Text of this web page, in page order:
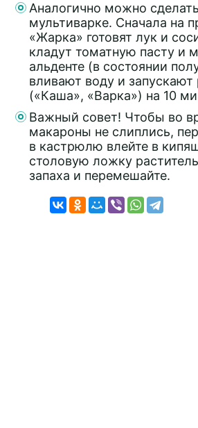
Аналогично можно
мультиварке. Сначала на
«Жарка» готовят лук и
кладут томатную пасту и
альденте (в состоянии
вливают воду и
(«Каша», «Варка») на 10
Важный совет! Чтобы во
макароны не слиплись,
в кастрюлю влейте в
столовую ложку
запаха и перемешайте.